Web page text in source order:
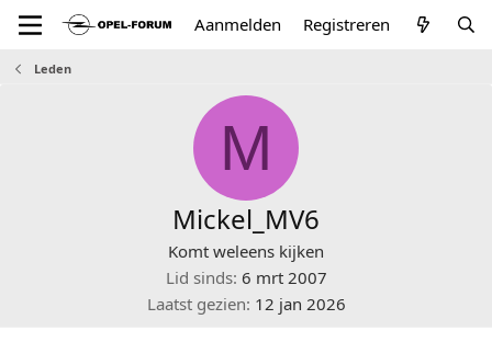
Aanmelden Registreren
Leden
M
Mickel_MV6
Komt weleens kijken
Lid sinds 6 mrt 2007
Laatst gezien 12 jan 2026